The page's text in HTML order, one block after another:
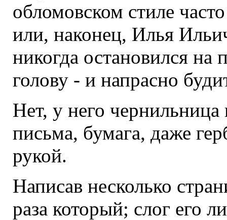
обломовском стиле
или, наконец, Илья
никогда остановился на
голову - и напрасно
Нет, у него чернильница
письма, бумага, даже
рукой.
Написав несколько
раза который; слог его